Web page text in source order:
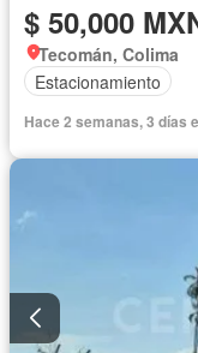
$ 50,000
Tecomán, Colima
Estacionamiento
Hace 2 semanas, 3 días